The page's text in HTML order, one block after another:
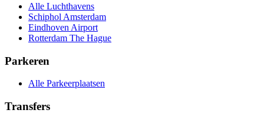
Alle Luchthavens
Schiphol Amsterdam
Eindhoven Airport
Rotterdam The Hague
Parkeren
Alle Parkeerplaatsen
Transfers